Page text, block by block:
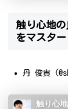
触り心地
をマスタ
丹 俊貴